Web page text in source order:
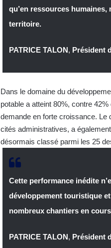
qu’en ressources
territoire.
PATRICE TALON , Président
Dans le domaine du
potable a atteint 80%, contre
demande en forte croissance.
cités administratives, a
désormais classé parmi les 25
Cette performance inédite
développement touristique et
nombreux chantiers en
PATRICE TALON, Président